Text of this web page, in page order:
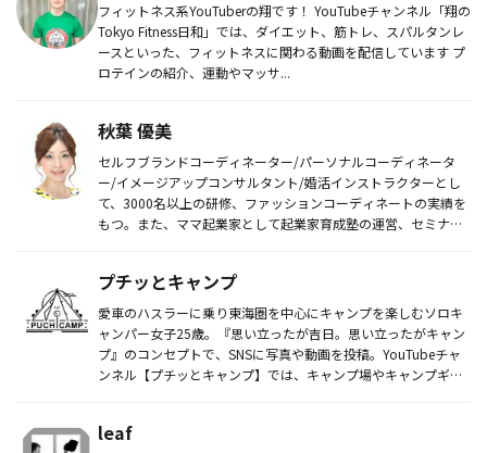
フィットネス系YouTuberの翔です！ YouTubeチャンネル「翔の
Tokyo Fitness日和」では、ダイエット、筋トレ、スパルタンレ
ースといった、フィットネスに関わる動画を配信しています プ
ロテインの紹介、運動やマッサ...
秋葉 優美
セルフブランドコーディネーター/パーソナルコーディネータ
ー/イメージアップコンサルタント/婚活インストラクターとし
て、3000名以上の研修、ファッションコーディネートの実績を
もつ。また、ママ起業家として起業家育成塾の運営、セミナ
プチッとキャンプ
愛車のハスラーに乗り東海圏を中心にキャンプを楽しむソロキ
ャンパー女子25歳。『思い立ったが吉日。思い立ったがキャン
プ』のコンセプトで、SNSに写真や動画を投稿。YouTubeチャ
ンネル【プチッとキャンプ】では、キャンプ場やキャンプギア
leaf